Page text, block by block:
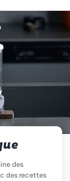
des
des recettes